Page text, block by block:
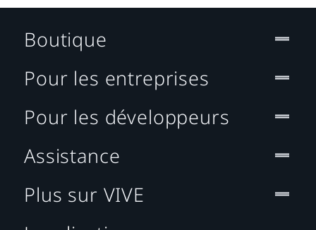
Boutique
Pour les entreprises
Pour les développeurs
Assistance
Plus sur VIVE